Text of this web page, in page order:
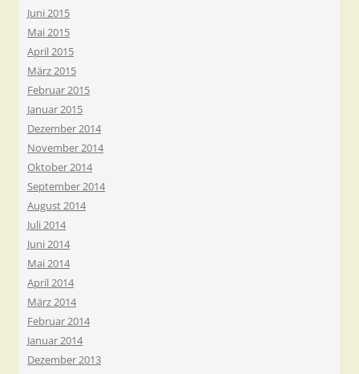
Juni 2015
Mai 2015
April 2015
März 2015
Februar 2015
Januar 2015
Dezember 2014
November 2014
Oktober 2014
September 2014
August 2014
Juli 2014
Juni 2014
Mai 2014
April 2014
März 2014
Februar 2014
Januar 2014
Dezember 2013